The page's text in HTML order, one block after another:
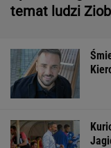
temat ludzi